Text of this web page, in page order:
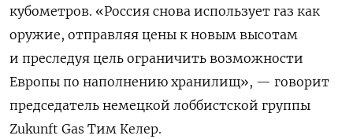
кубометров. «Россия снова использует газ как
оружие, отправляя цены к новым высотам
и преследуя цель ограничить возможности
Европы по наполнению хранилищ», — говорит
председатель немецкой лоббистской группы
Zukunft Gas Тим Келер.